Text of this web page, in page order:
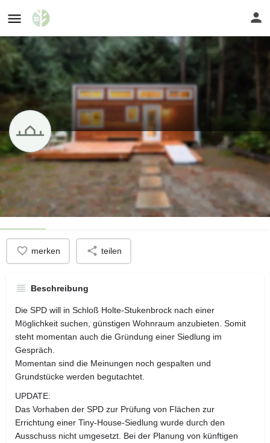
Politik redet über mögliche Siedlung
Flächen werden gesucht
Profil
merken teilen
Beschreibung
Die SPD will in Schloß Holte-Stukenbrock nach einer
Möglichkeit suchen, günstigen Wohnraum anzubieten. Somit
steht momentan auch die Gründung einer Siedlung im
Gespräch.
Momentan sind die Meinungen noch gespalten und
Grundstücke werden begutachtet.
UPDATE:
Das Vorhaben der SPD zur Prüfung von Flächen zur
Errichtung einer Tiny-House-Siedlung wurde durch den
Ausschuss nicht umgesetzt. Bei der Planung von künftigen